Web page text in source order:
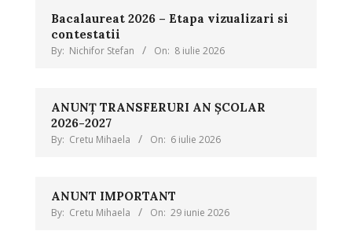
Bacalaureat 2026 – Etapa vizualizari si
contestatii
By: Nichifor Stefan On: 8 iulie 2026
ANUNȚ TRANSFERURI AN ȘCOLAR
2026-2027
By: Cretu Mihaela On: 6 iulie 2026
ANUNT IMPORTANT
By: Cretu Mihaela On: 29 iunie 2026